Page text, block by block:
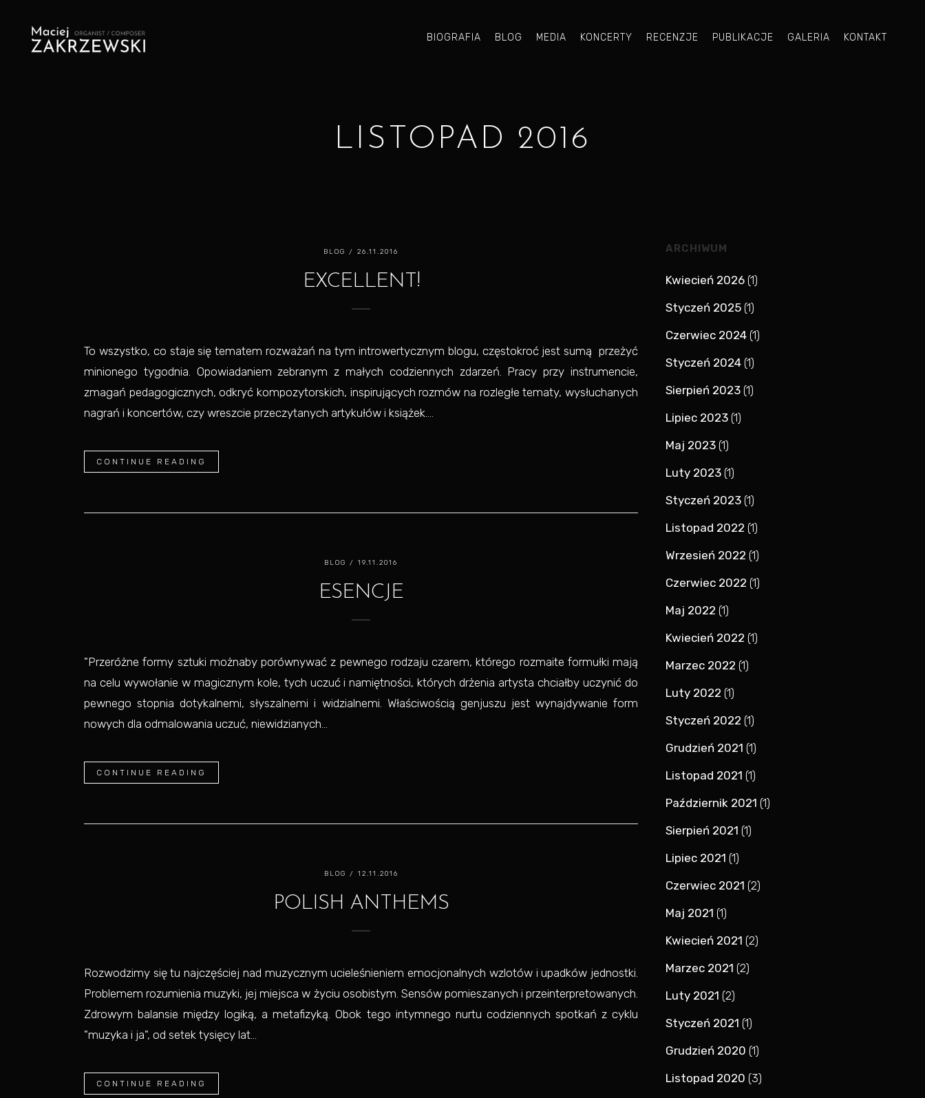
BIOGRAFIA BLOG MEDIA KONCERTY RECENZJE PUBLIKACJE GALERIA KONTAKT
LISTOPAD 2016
BLOG / 26.11.2016
EXCELLENT!
To wszystko, co staje się tematem rozważań na tym introwertycznym blogu, częstokroć jest sumą przeżyć
minionego tygodnia. Opowiadaniem zebranym z małych codziennych zdarzeń. Pracy przy instrumencie,
zmagań pedagogicznych, odkryć kompozytorskich, inspirujących rozmów na rozległe tematy, wysłuchanych
nagrań i koncertów, czy wreszcie przeczytanych artykułów i książek....
CONTINUE READING
BLOG / 19.11.2016
ESENCJE
"Przeróżne formy sztuki możnaby porównywać z pewnego rodzaju czarem, którego rozmaite formułki mają
na celu wywołanie w magicznym kole, tych uczuć i namiętności, których drżenia artysta chciałby uczynić do
pewnego stopnia dotykalnemi, słyszalnemi i widzialnemi. Właściwością genjuszu jest wynajdywanie form
nowych dla odmalowania uczuć, niewidzianych...
CONTINUE READING
BLOG / 12.11.2016
POLISH ANTHEMS
Rozwodzimy się tu najczęściej nad muzycznym ucieleśnieniem emocjonalnych wzlotów i upadków jednostki.
Problemem rozumienia muzyki, jej miejsca w życiu osobistym. Sensów pomieszanych i przeinterpretowanych.
Zdrowym balansie między logiką, a metafizyką. Obok tego intymnego nurtu codziennych spotkań z cyklu
"muzyka i ja", od setek tysięcy lat...
CONTINUE READING
ARCHIWUM
Kwiecień 2026 (1)
Styczeń 2025 (1)
Czerwiec 2024 (1)
Styczeń 2024 (1)
Sierpień 2023 (1)
Lipiec 2023 (1)
Maj 2023 (1)
Luty 2023 (1)
Styczeń 2023 (1)
Listopad 2022 (1)
Wrzesień 2022 (1)
Czerwiec 2022 (1)
Maj 2022 (1)
Kwiecień 2022 (1)
Marzec 2022 (1)
Luty 2022 (1)
Styczeń 2022 (1)
Grudzień 2021 (1)
Listopad 2021 (1)
Październik 2021 (1)
Sierpień 2021 (1)
Lipiec 2021 (1)
Czerwiec 2021 (2)
Maj 2021 (1)
Kwiecień 2021 (2)
Marzec 2021 (2)
Luty 2021 (2)
Styczeń 2021 (1)
Grudzień 2020 (1)
Listopad 2020 (3)